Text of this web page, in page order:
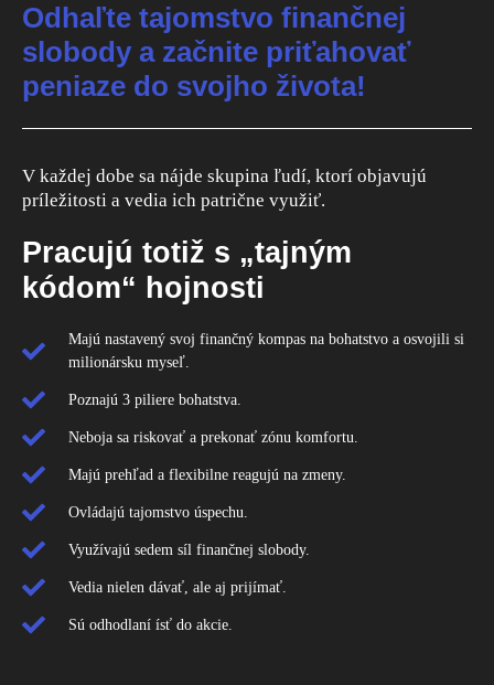
Odhaľte tajomstvo finančnej
slobody a začnite priťahovať
peniaze do svojho života!
V každej dobe sa nájde skupina ľudí, ktorí objavujú
príležitosti a vedia ich patrične využiť.
Pracujú totiž s „tajným
kódom“ hojnosti
Majú nastavený svoj finančný kompas na bohatstvo a osvojili si
milionársku myseľ.
Poznajú 3 piliere bohatstva.
Neboja sa riskovať a prekonať zónu komfortu.
Majú prehľad a flexibilne reagujú na zmeny.
Ovládajú tajomstvo úspechu.
Využívajú sedem síl finančnej slobody.
Vedia nielen dávať, ale aj prijímať.
Sú odhodlaní ísť do akcie.